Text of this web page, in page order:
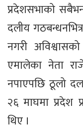
प्रदेशसभाको
दलीय
नगरी
एमालेका नेता
नपाएपछि ठूलो
२६ माघमा प्रदेश
थिए ।